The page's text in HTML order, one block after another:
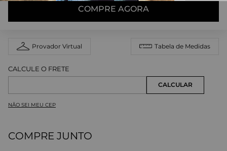
COMPRE AGORA
Provador Virtual Tabela de Medidas
NÃO SEI MEU CEP
COMPRE JUNTO